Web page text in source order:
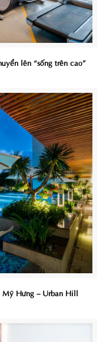
lên “sống trên cao”
Mỹ Hưng – Urban Hill